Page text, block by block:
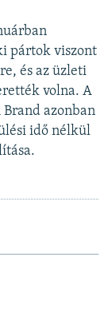
pártok viszont
és az üzleti
volna. A
azonban
idő nélkül